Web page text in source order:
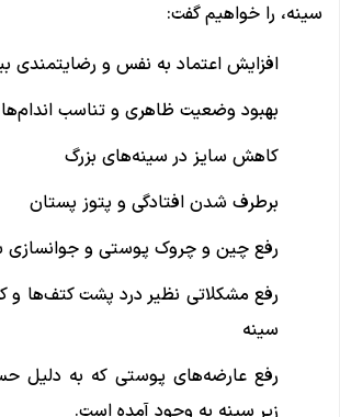
سینه، را خواهیم گفت:
افزایش اعتماد به نفس و رضایتمندی
بهبود وضعیت ظاهری و تناسب اندام‌ها
کاهش سایز در سینه‌های بزرگ
برطرف شدن افتادگی و پتوز پستان
رفع چین و چروک پوستی و جوانسازی
رفع مشکلاتی نظیر درد پشت کتف‌ها و
سینه
رفع عارضه‌های پوستی که به دلیل